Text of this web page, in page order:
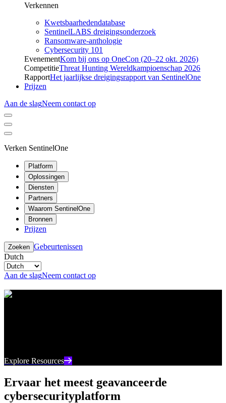
Verkennen
Kwetsbaarhedendatabase
SentinelLABS dreigingsonderzoek
Ransomware-anthologie
Cybersecurity 101
EvenementKom bij ons op OneCon (20–22 okt. 2026)
CompetitieThreat Hunting Wereldkampioenschap 2026
RapportHet jaarlijkse dreigingsrapport van SentinelOne
Prijzen
Aan de slagNeem contact op
Verken SentinelOne
Platform
Oplossingen
Diensten
Partners
Waarom SentinelOne
Bronnen
Prijzen
Zoeken Gebeurtenissen
Dutch
Aan de slagNeem contact op
Resource Center
Explore Resources
Ervaar het meest geavanceerde
cybersecurityplatform